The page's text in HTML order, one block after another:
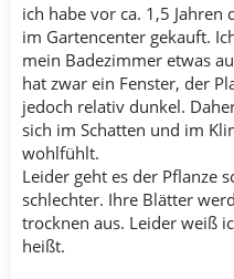
ich habe vor ca. 1,5 Jahren
im Gartencenter gekauft.
mein Badezimmer etwas
hat zwar ein Fenster, der
jedoch relativ dunkel.
sich im Schatten und im
wohlfühlt.
Leider geht es der Pflanze
schlechter. Ihre Blätter
trocknen aus. Leider weiß
heißt.